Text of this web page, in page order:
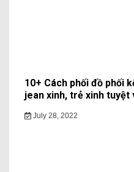
10+ Cách phối đồ phối
jean xinh, trẻ xinh tuyệt
July 28, 2022